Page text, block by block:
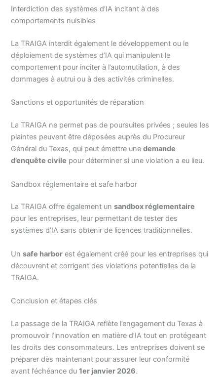
Interdiction des systèmes d’IA incitant à des
comportements nuisibles
La TRAIGA interdit également le développement ou le
déploiement de systèmes d’IA qui manipulent le
comportement pour inciter à l’automutilation, à des
dommages à autrui ou à des activités criminelles.
Sanctions et opportunités de réparation
La TRAIGA ne permet pas de poursuites privées ; seules les
plaintes peuvent être déposées auprès du Procureur
Général du Texas, qui peut émettre unedemande
d’enquête civile pour déterminer si une violation a eu lieu.
Sandbox réglementaire et safe harbor
La TRAIGA offre également unsandbox réglementaire
pour les entreprises, leur permettant de tester des
systèmes d’IA sans obtenir de licences traditionnelles.
Unsafe harbor est également créé pour les entreprises qui
découvrent et corrigent des violations potentielles de la
TRAIGA.
Conclusion et étapes clés
La passage de la TRAIGA reflète l’engagement du Texas à
promouvoir l’innovation en matière d’IA tout en protégeant
les droits des consommateurs. Les entreprises doivent se
préparer dès maintenant pour assurer leur conformité
avant l’échéance du1er janvier 2026.